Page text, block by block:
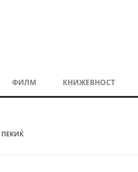
ФИЛМ КНИЖЕВНОСТ
ПЕКИЌ